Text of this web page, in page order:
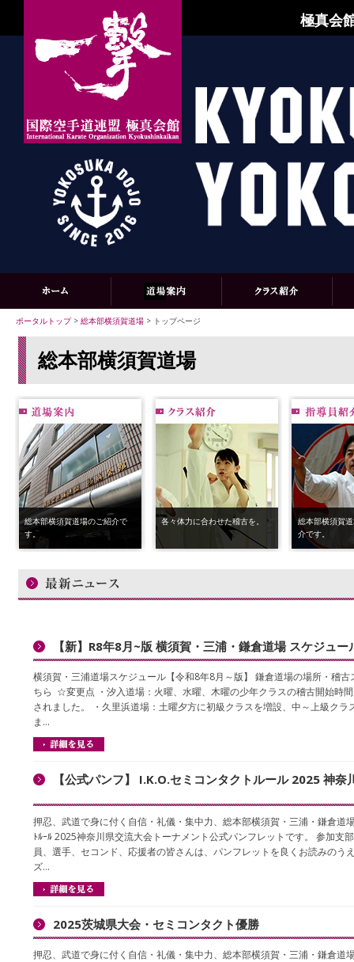
極真会
ポータルトップ> 総本部横須賀道場 > トップページ
総本部横須賀道場
総本部横須賀道場のご紹介で
す。
各々体力に合わせた稽古を。
総本部横須賀
介です。
【新】R8年8月~版 横須賀・三浦・鎌倉道場 スケジュー
横須賀・三浦道場スケジュール【令和8年8月～版】 鎌倉道場の場所・稽古
ちら ☆変更点 ・汐入道場：火曜、水曜、木曜の少年クラスの稽古開始時
されました。 ・久里浜道場：土曜夕方に初級クラスを増設、中～上級クラ
ま…
【公式パンフ】 I.K.O.セミコンタクトルール 2025 神奈
押忍、武道で身に付く自信・礼儀・集中力、総本部横須賀・三浦・鎌倉道
ﾄﾙｰﾙ 2025神奈川県交流大会トーナメント公式パンフレットです。 参加支
員、選手、セコンド、応援者の皆さんは、パンフレットを良くお読みのう
ズ…
2025茨城県大会・セミコンタクト優勝
押忍、武道で身に付く自信・礼儀・集中力、総本部横須賀・三浦・鎌倉道